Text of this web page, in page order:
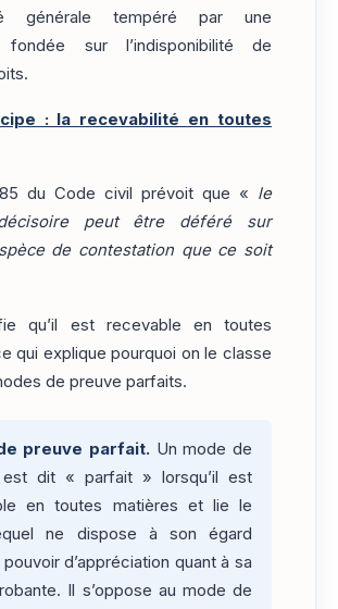
générale tempéré par une
fondée sur l’indisponibilité de
: la recevabilité en toutes
du Code civil prévoit que « le
peut être déféré sur
de contestation que ce soit
qu’il est recevable en toutes
qui explique pourquoi on le classe
de preuve parfaits.
preuve parfait. Un mode de
est dit « parfait » lorsqu’il est
en toutes matières et lie le
ne dispose à son égard
pouvoir d’appréciation quant à sa
Il s’oppose au mode de